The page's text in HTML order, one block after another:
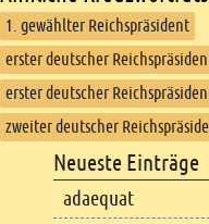
1. gewählter Reichspräsident
erster deutscher
erster deutscher
zweiter deutscher
Footer content
Neueste Einträge
adaequat